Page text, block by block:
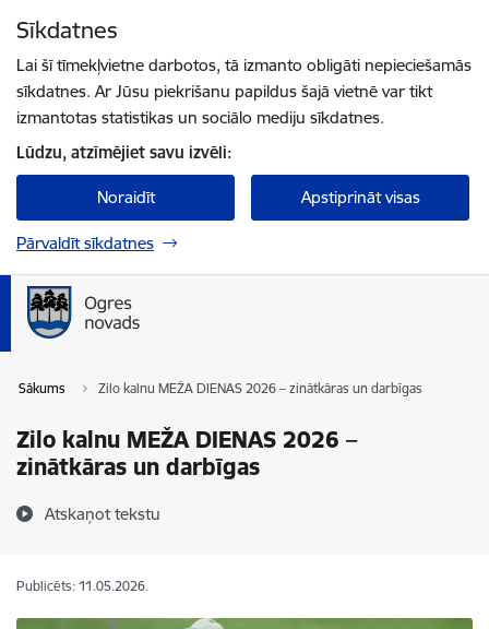
Sīkdatnes
Lai šī tīmekļvietne darbotos, tā izmanto obligāti nepieciešamās
sīkdatnes. Ar Jūsu piekrišanu papildus šajā vietnē var tikt
izmantotas statistikas un sociālo mediju sīkdatnes.
Lūdzu, atzīmējiet savu izvēli:
Noraidīt Apstiprināt visas
Pārvaldīt sīkdatnes
Sākums Zilo kalnu MEŽA DIENAS 2026 – zinātkāras un darbīgas
Zilo kalnu MEŽA DIENAS 2026 –
zinātkāras un darbīgas
Atskaņot tekstu
Publicēts: 11.05.2026.